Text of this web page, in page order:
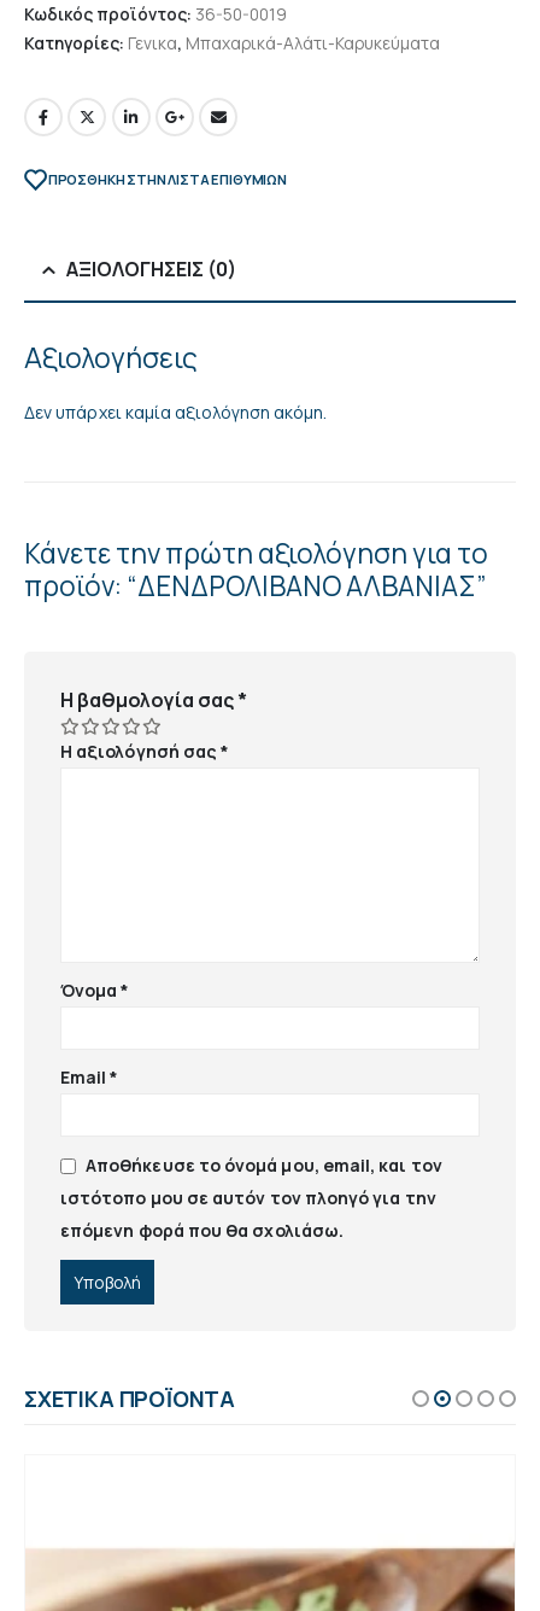
Κωδικός προϊόντος: 36-50-0019
Κατηγορίες: Γενικα, Μπαχαρικά-Αλάτι-Καρυκεύματα
ΠΡΌΣΘΉΚΗ ΣΤΗΝ ΛΊΣΤΑ ΕΠΙΘΥΜΙΏΝ
ΑΞΙΟΛΟΓΉΣΕΙΣ (0)
Αξιολογήσεις
Δεν υπάρχει καμία αξιολόγηση ακόμη.
Κάνετε την πρώτη αξιολόγηση για το
προϊόν: “ΔΕΝΔΡΟΛΙΒΑΝΟ ΑΛΒΑΝΙΑΣ”
Η βαθμολογία σας*
Η αξιολόγησή σας*
Όνομα*
Email*
Αποθήκευσε το όνομά μου, email, και τον
ιστότοπο μου σε αυτόν τον πλοηγό για την
επόμενη φορά που θα σχολιάσω.
ΣΧΕΤΙΚΆ ΠΡΟΪΌΝΤΑ